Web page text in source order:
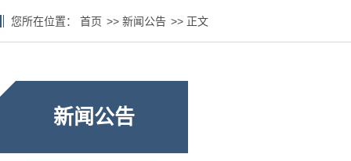
您所在位置： 首页 >> 新闻公告 >> 正文
新闻公告